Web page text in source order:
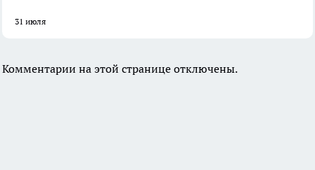
31 июля
Комментарии на этой странице отключены.